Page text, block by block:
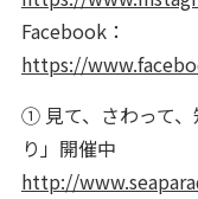
Facebook：
https://
① 見て、さわって、
り」開催中
http://